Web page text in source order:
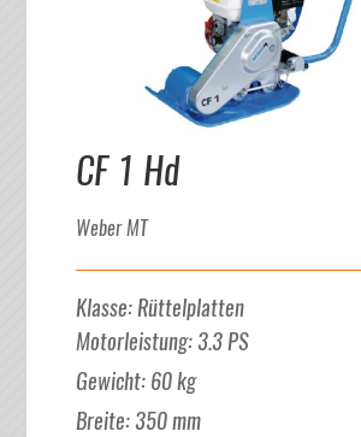
CF 1 Hd
Weber MT
Klasse: Rüttelplatten
Motorleistung:3.3PS
Gewicht: 60kg
Breite:350mm